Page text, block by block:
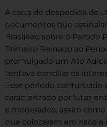
A carta de despedida de
documentos que
Brasileiro sobre o Partido
Primeiro Reinado ao
promulgado um Ato
tentava conciliar os
Esse período conturbado
caracterizado por lutas
e moderados, assim
que colocaram em risco